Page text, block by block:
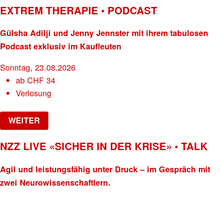
EXTREM THERAPIE • PODCAST
Gülsha Adilji und Jenny Jennster mit ihrem tabulosen
Podcast exklusiv im Kaufleuten
Sonntag, 23.08.2026
abCHF 34
Verlosung
WEITER
NZZ LIVE «SICHER IN DER KRISE» • TALK
Agil und leistungsfähig unter Druck – im Gespräch mit
zwei Neurowissenschaftlern.